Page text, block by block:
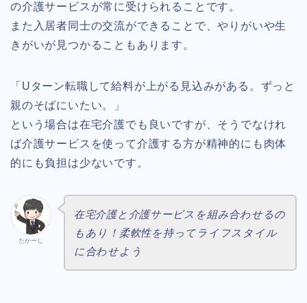
の介護サービスが常に受けられることです。
また入居者同士の交流ができることで、やりがいや生
きがいが見つかることもあります。
「Uターン転職して給料が上がる見込みがある。ずっと
親のそばにいたい。」
という場合は在宅介護でも良いですが、そうでなけれ
ば介護サービスを使って介護する方が精神的にも肉体
的にも負担は少ないです。
たかーし
在宅介護と介護サービスを組み合わせるの
もあり！柔軟性を持ってライフスタイル
に合わせよう